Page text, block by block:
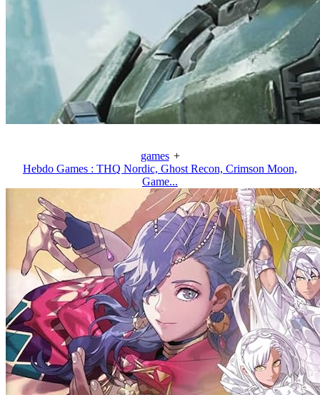
games +
Hebdo Games : THQ Nordic, Ghost Recon, Crimson Moon,
Game...